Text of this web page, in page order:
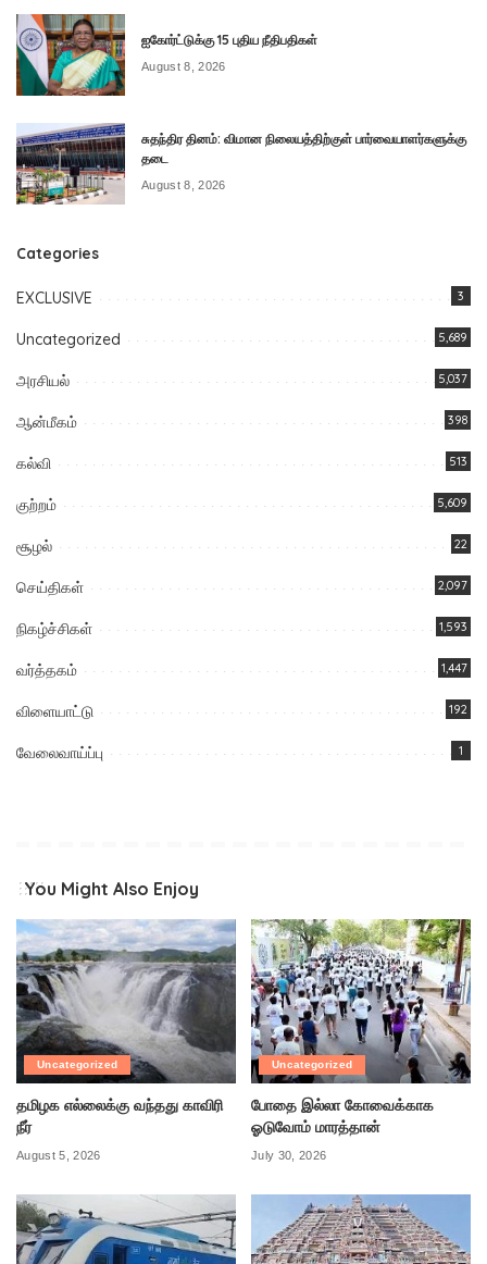
ஐகோர்ட்டுக்கு 15 புதிய நீதிபதிகள்
August 8, 2026
சுதந்திர தினம்: விமான நிலையத்திற்குள் பார்வையாளர்களுக்கு
தடை
August 8, 2026
Categories
EXCLUSIVE 3
Uncategorized 5,689
அரசியல் 5,037
ஆன்மீகம் 398
கல்வி 513
குற்றம் 5,609
சூழல் 22
செய்திகள் 2,097
நிகழ்ச்சிகள் 1,593
வர்த்தகம் 1,447
விளையாட்டு 192
வேலைவாய்ப்பு 1
You Might Also Enjoy
Uncategorized
தமிழக எல்லைக்கு வந்தது காவிரி
நீர்
August 5, 2026
Uncategorized
போதை இல்லா கோவைக்காக
ஓடுவோம் மாரத்தான்
July 30, 2026